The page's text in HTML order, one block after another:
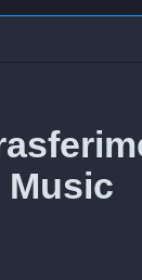
Music